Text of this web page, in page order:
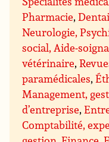
Pharmacie,
Neurologie,
social, Aide-
vétérinaire,
paramédicales,
Management,
d’entreprise,
Comptabilité,